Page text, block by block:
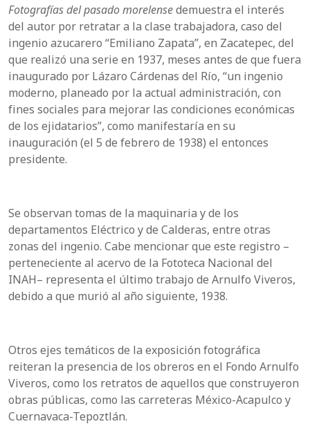
Fotografías del pasado morelensedemuestra el interés
del autor por retratar a la clase trabajadora, caso del
ingenio azucarero “Emiliano Zapata”, en Zacatepec, del
que realizó una serie en 1937, meses antes de que fuera
inaugurado por Lázaro Cárdenas del Río, “un ingenio
moderno, planeado por la actual administración, con
fines sociales para mejorar las condiciones económicas
de los ejidatarios”, como manifestaría en su
inauguración (el 5 de febrero de 1938) el entonces
presidente.
Se observan tomas de la maquinaria y de los
departamentos Eléctrico y de Calderas, entre otras
zonas del ingenio. Cabe mencionar que este registro –
perteneciente al acervo de la Fototeca Nacional del
INAH– representa el último trabajo de Arnulfo Viveros,
debido a que murió al año siguiente, 1938.
Otros ejes temáticos de la exposición fotográfica
reiteran la presencia de los obreros en el Fondo Arnulfo
Viveros, como los retratos de aquellos que construyeron
obras públicas, como las carreteras México-Acapulco y
Cuernavaca-Tepoztlán.